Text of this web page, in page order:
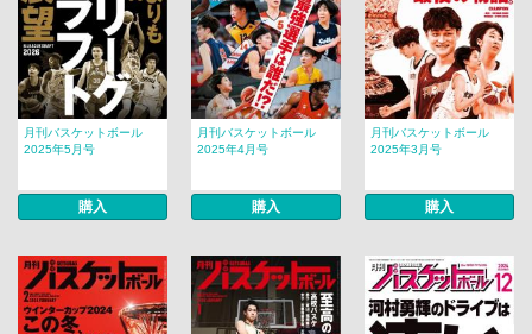
月刊バスケットボール
2025年5月号
購入
月刊バスケットボール
2025年4月号
購入
月刊バスケットボール
2025年3月号
購入